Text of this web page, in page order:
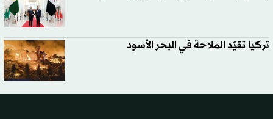
تركيا تقيّد الملاحة في البحر الأسود